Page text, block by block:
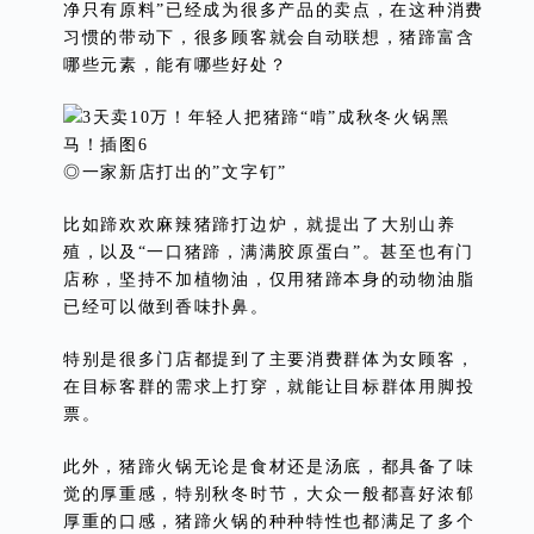
净只有原料”已经成为很多产品的卖点，在这种消费
习惯的带动下，很多顾客就会自动联想，猪蹄富含
哪些元素，能有哪些好处？
◎一家新店打出的”文字钉”
比如蹄欢欢麻辣猪蹄打边炉，就提出了大别山养
殖，以及“一口猪蹄，满满胶原蛋白”。甚至也有门
店称，坚持不加植物油，仅用猪蹄本身的动物油脂
已经可以做到香味扑鼻。
特别是很多门店都提到了主要消费群体为女顾客，
在目标客群的需求上打穿，就能让目标群体用脚投
票。
此外，猪蹄火锅无论是食材还是汤底，都具备了味
觉的厚重感，特别秋冬时节，大众一般都喜好浓郁
厚重的口感，猪蹄火锅的种种特性也都满足了多个